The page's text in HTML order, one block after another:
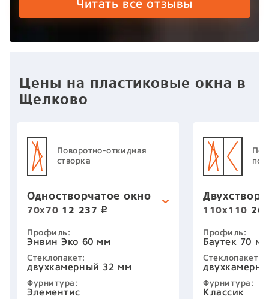
данной компании Илья-
установщик. Упиваться в
Читать все отзывы
Цены на пластиковые окна в
Щелково
Поворотно-откидная
створка
Одностворчатое окно
70х70 12 237 p
Профиль:
Энвин Эко 60 мм
Стеклопакет:
двухкамерный 32 мм
Фурнитура:
Элементис
110х110 26
Профиль:
Баутек 70 мм
Стеклопакет:
Фурнитура:
Классик